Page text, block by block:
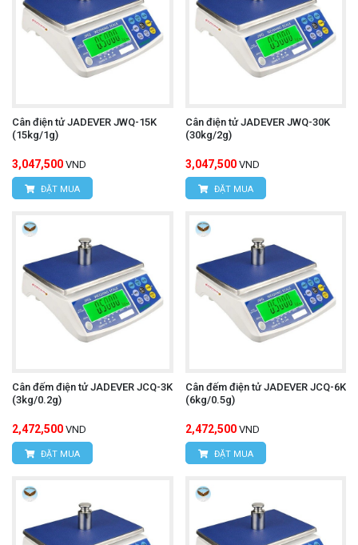
Cân điện tử JADEVER JWQ-15K
(15kg/1g)
3,047,500 VND
ĐẶT MUA
Cân điện tử JADEVER JWQ-30K
(30kg/2g)
3,047,500 VND
ĐẶT MUA
Cân đếm điện tử JADEVER JCQ-3K
(3kg/0.2g)
2,472,500 VND
ĐẶT MUA
Cân đếm điện tử JADEVER JCQ-6K
(6kg/0.5g)
2,472,500 VND
ĐẶT MUA